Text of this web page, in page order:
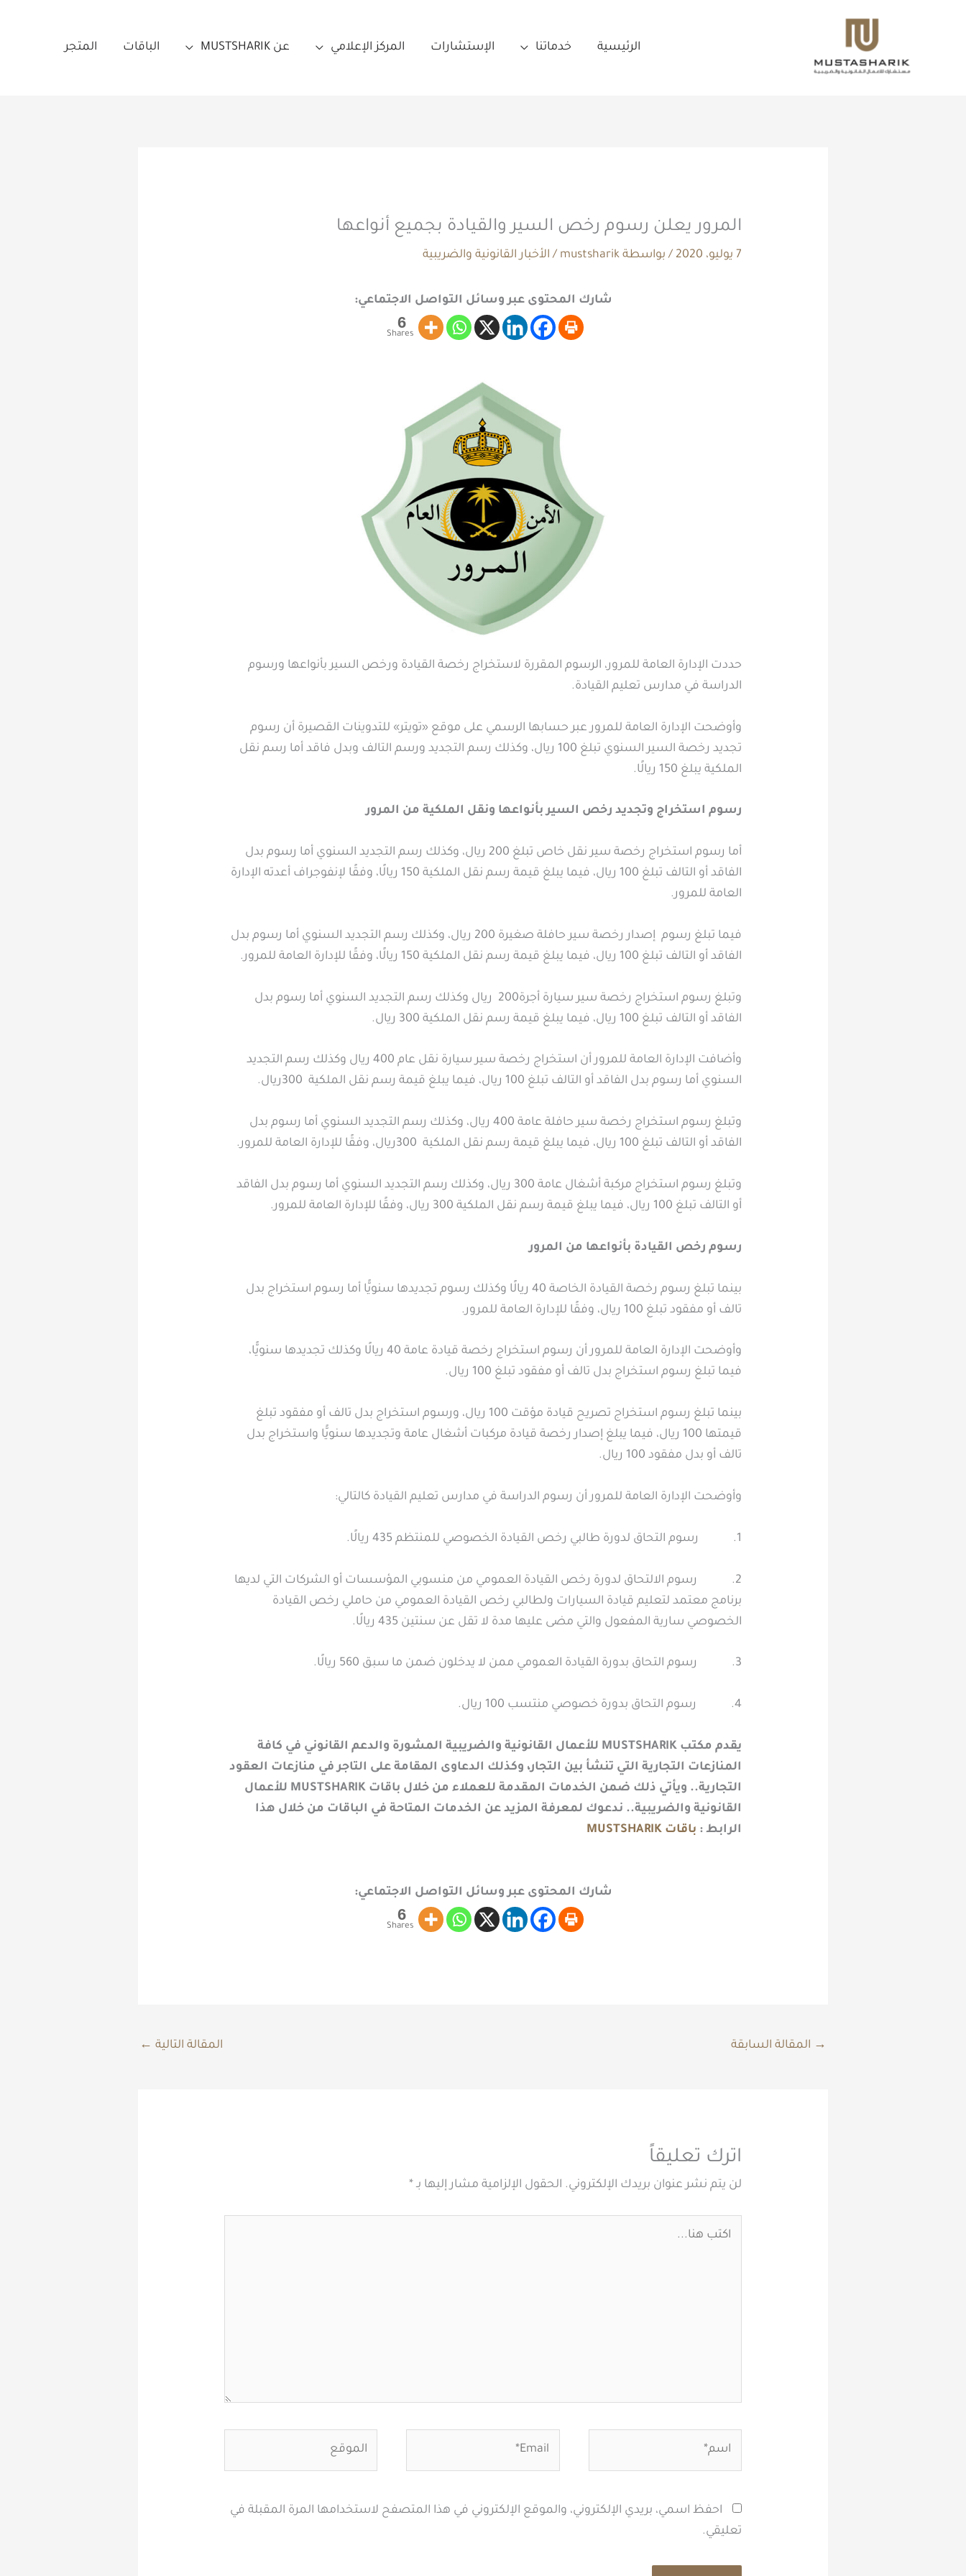
الرئيسية خدماتنا الإستشارات المركز الإعلامي عن MUSTSHARIK الباقات المتجر
المرور يعلن رسوم رخص السير والقيادة بجميع أنواعها
7 يوليو، 2020 / بواسطة mustsharik
/ الأخبار القانونية والضريبية
شارك المحتوى عبر وسائل التواصل الاجتماعي:
6
Shares
حددت الإدارة العامة للمرور، الرسوم المقررة لاستخراج رخصة القيادة ورخص السير بأنواعها ورسوم
الدراسة في مدارس تعليم القيادة.
وأوضحت الإدارة العامة للمرور عبر حسابها الرسمي على موقع «تويتر» للتدوينات القصيرة أن رسوم
تجديد رخصة السير السنوي تبلغ 100 ريال، وكذلك رسم التجديد ورسم التالف وبدل فاقد أما رسم نقل
الملكية يبلغ 150 ريالًا.
رسوم استخراج وتجديد رخص السير بأنواعها ونقل الملكية من المرور
أما رسوم استخراج رخصة سير نقل خاص تبلغ 200 ريال، وكذلك رسم التجديد السنوي أما رسوم بدل
الفاقد أو التالف تبلغ 100 ريال، فيما يبلغ قيمة رسم نقل الملكية 150 ريالًا، وفقًا لإنفوجراف أعدته الإدارة
العامة للمرور.
فيما تبلغ رسوم إصدار رخصة سير حافلة صغيرة 200 ريال، وكذلك رسم التجديد السنوي أما رسوم بدل
الفاقد أو التالف تبلغ 100 ريال، فيما يبلغ قيمة رسم نقل الملكية 150 ريالًا، وفقًا للإدارة العامة للمرور.
وتبلغ رسوم استخراج رخصة سير سيارة أجرة200 ريال وكذلك رسم التجديد السنوي أما رسوم بدل
الفاقد أو التالف تبلغ 100 ريال، فيما يبلغ قيمة رسم نقل الملكية 300 ريال.
وأضافت الإدارة العامة للمرور أن استخراج رخصة سير سيارة نقل عام 400 ريال وكذلك رسم التجديد
السنوي أما رسوم بدل الفاقد أو التالف تبلغ 100 ريال، فيما يبلغ قيمة رسم نقل الملكية 300ريال.
وتبلغ رسوم استخراج رخصة سير حافلة عامة 400 ريال، وكذلك رسم التجديد السنوي أما رسوم بدل
الفاقد أو التالف تبلغ 100 ريال، فيما يبلغ قيمة رسم نقل الملكية 300ريال، وفقًا للإدارة العامة للمرور.
وتبلغ رسوم استخراج مركبة أشغال عامة 300 ريال، وكذلك رسم التجديد السنوي أما رسوم بدل الفاقد
أو التالف تبلغ 100 ريال، فيما يبلغ قيمة رسم نقل الملكية 300 ريال، وفقًا للإدارة العامة للمرور.
رسوم رخص القيادة بأنواعها من المرور
بينما تبلغ رسوم رخصة القيادة الخاصة 40 ريالًا وكذلك رسوم تجديدها سنويًّا أما رسوم استخراج بدل
تالف أو مفقود تبلغ 100 ريال، وفقًا للإدارة العامة للمرور.
وأوضحت الإدارة العامة للمرور أن رسوم استخراج رخصة قيادة عامة 40 ريالًا وكذلك تجديدها سنويًّا،
فيما تبلغ رسوم استخراج بدل تالف أو مفقود تبلغ 100 ريال.
بينما تبلغ رسوم استخراج تصريح قيادة مؤقت 100 ريال، ورسوم استخراج بدل تالف أو مفقود تبلغ
قيمتها 100 ريال، فيما يبلغ إصدار رخصة قيادة مركبات أشغال عامة وتجديدها سنويًّا واستخراج بدل
تالف أو بدل مفقود 100 ريال.
وأوضحت الإدارة العامة للمرور أن رسوم الدراسة في مدارس تعليم القيادة كالتالي:
1. رسوم التحاق لدورة طالبي رخص القيادة الخصوصي للمنتظم 435 ريالًا.
2. رسوم الالتحاق لدورة رخص القيادة العمومي من منسوبي المؤسسات أو الشركات التي لديها
برنامج معتمد لتعليم قيادة السيارات ولطالبي رخص القيادة العمومي من حاملي رخص القيادة
الخصوصي سارية المفعول والتي مضى عليها مدة لا تقل عن سنتين 435 ريالًا.
3. رسوم التحاق بدورة القيادة العمومي ممن لا يدخلون ضمن ما سبق 560 ريالًا.
4. رسوم التحاق بدورة خصوصي منتسب 100 ريال.
يقدم مكتب MUSTSHARIK للأعمال القانونية والضريبية المشورة والدعم القانوني في كافة
المنازعات التجارية التي تنشأ بين التجار، وكذلك الدعاوى المقامة على التاجر في منازعات العقود
التجارية.. ويأتي ذلك ضمن الخدمات المقدمة للعملاء من خلال باقات MUSTSHARIK للأعمال
القانونية والضريبية.. ندعوك لمعرفة المزيد عن الخدمات المتاحة في الباقات من خلال هذا
الرابط : باقات MUSTSHARIK
شارك المحتوى عبر وسائل التواصل الاجتماعي:
6
Shares
→ المقالة السابقة المقالة التالية ←
اترك تعليقاً
لن يتم نشر عنوان بريدك الإلكتروني. الحقول الإلزامية مشار إليها بـ*
احفظ اسمي، بريدي الإلكتروني، والموقع الإلكتروني في هذا المتصفح لاستخدامها المرة المقبلة في
تعليقي.